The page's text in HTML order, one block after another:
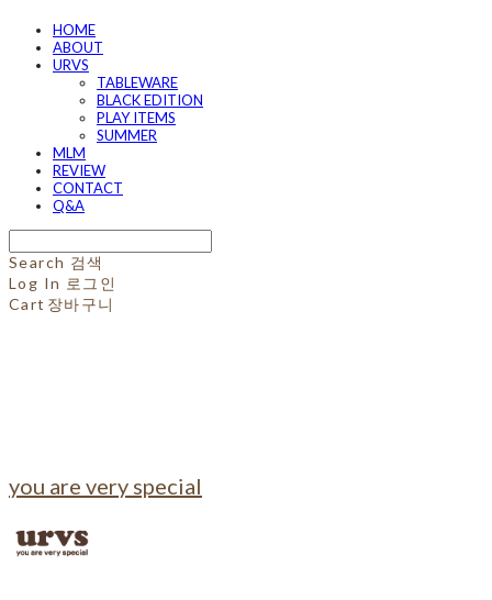
HOME
ABOUT
URVS
TABLEWARE
BLACK EDITION
PLAY ITEMS
SUMMER
MLM
REVIEW
CONTACT
Q&A
Search 검색
Log In 로그인
Cart 장바구니
you are very special